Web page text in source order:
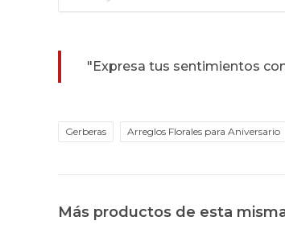
"Expresa tus sentimientos
Gerberas Arreglos Florales para Aniversario
Más productos de esta